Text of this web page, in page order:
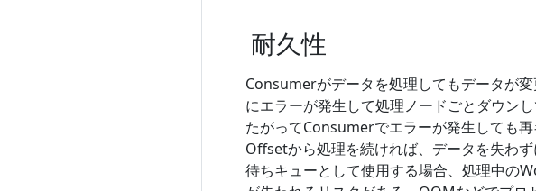
耐久性
Consumerがデータを処理してもデータが
にエラーが発生して処理ノードごとダウン
たがってConsumerでエラーが発生しても
Offsetから処理を続ければ、データを失わ
待ちキューとして使用する場合、処理中の